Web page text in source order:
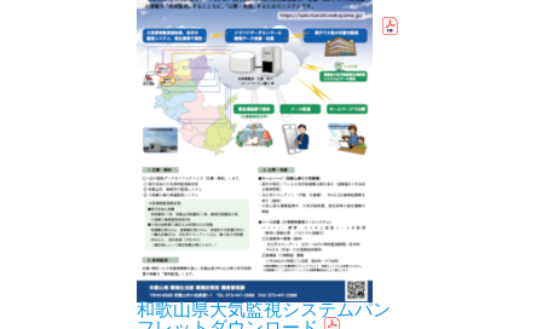
和歌山県大気監視システムパン